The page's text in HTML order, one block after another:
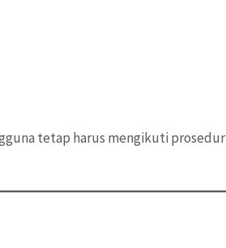
tetap harus mengikuti prosedur